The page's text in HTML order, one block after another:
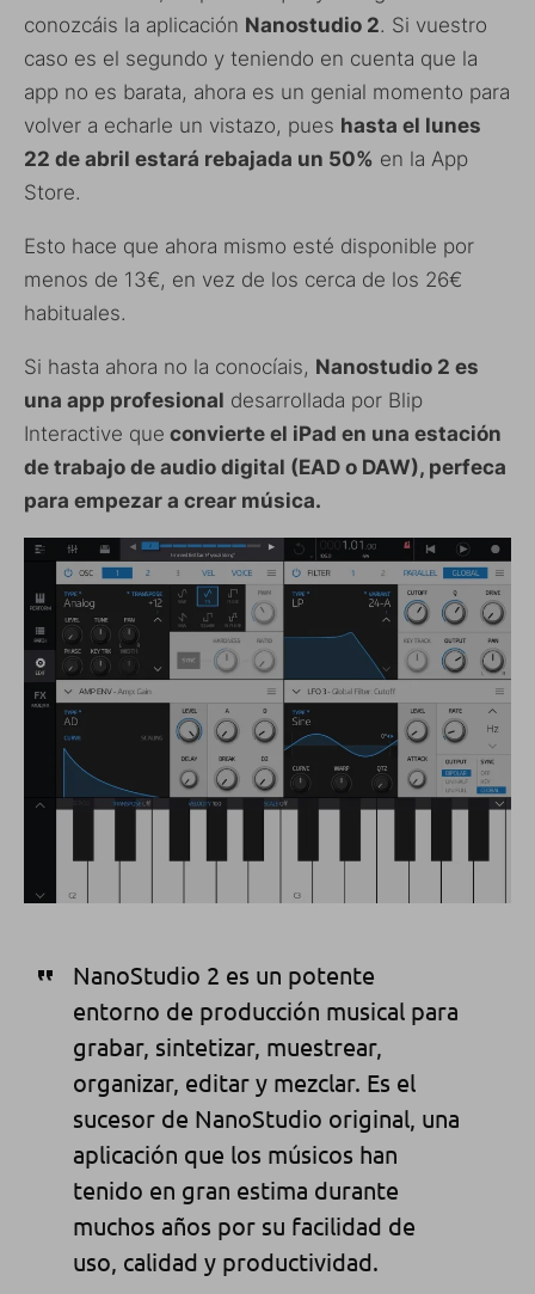
conozcáis la aplicación Nanostudio 2. Si vuestro
caso es el segundo y teniendo en cuenta que la
app no es barata, ahora es un genial momento para
volver a echarle un vistazo, pues hasta el lunes
22 de abril estará rebajada un 50% en la App
Store.
Esto hace que ahora mismo esté disponible por
menos de 13€, en vez de los cerca de los 26€
habituales.
Si hasta ahora no la conocíais, Nanostudio 2 es
una app profesional desarrollada por Blip
Interactive que convierte el iPad en una estación
de trabajo de audio digital (EAD o DAW), perfeca
para empezar a crear música.
NanoStudio 2 es un potente
entorno de producción musical para
grabar, sintetizar, muestrear,
organizar, editar y mezclar. Es el
sucesor de NanoStudio original, una
aplicación que los músicos han
tenido en gran estima durante
muchos años por su facilidad de
uso, calidad y productividad.